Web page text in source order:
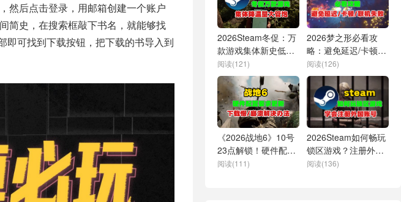
然后点击登录，用邮箱创建一个账户
简史，在搜索框敲下书名，就能够找
即可找到下载按钮，把下载的书导入到
2026Steam冬促：万
款游戏集体新史低！
量大管饱
阅读(121)
2026梦之形必看攻
略：避免延迟/卡顿/
掉线/联机失败等情况
阅读(126)
《2026战地6》10号
23点解锁！硬件配置
更新+下载故障解决
阅读(111)
2026Steam如何畅玩
锁区游戏？注册外区
账号一劳永逸！
阅读(136)